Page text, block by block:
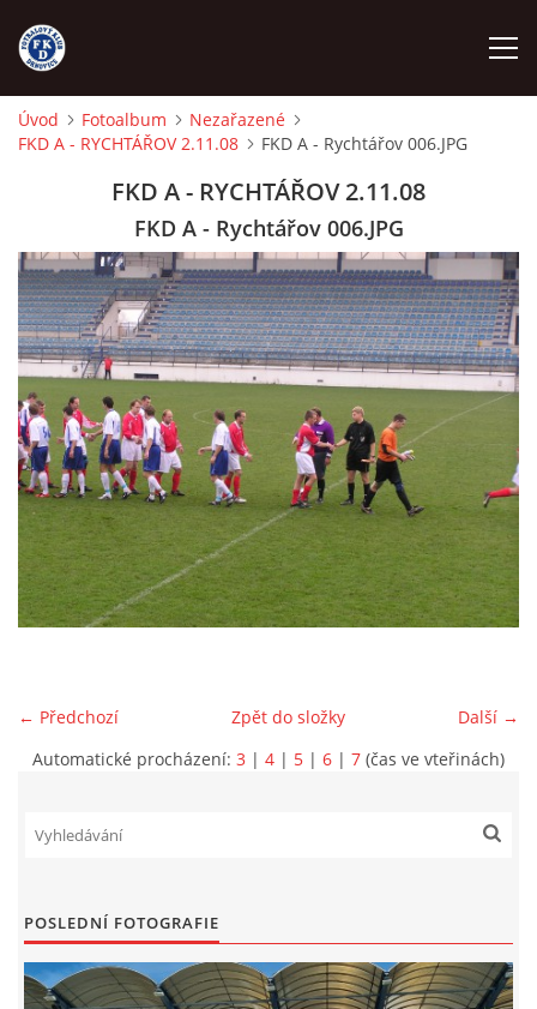
ÚVOD
FKD A
FKD B
STARŠÍ DOROST
STARŠÍ ŽÁCI
MLADŠÍ ŽÁCI
STARŠÍ PŘÍPRAVKA R 2012 + 2013
ARCHÍV
Úvod Fotoalbum
Nezařazené
FKD A - RYCHTÁŘOV 2.11.08
FKD A - Rychtářov 006.JPG
FKD A - RYCHTÁŘOV 2.11.08
FKD A - Rychtářov 006.JPG
← Předchozí Další →
Zpět do složky
Automatické procházení: 3 | 4 | 5 | 6 | 7 (čas ve vteřinách)
POSLEDNÍ FOTOGRAFIE